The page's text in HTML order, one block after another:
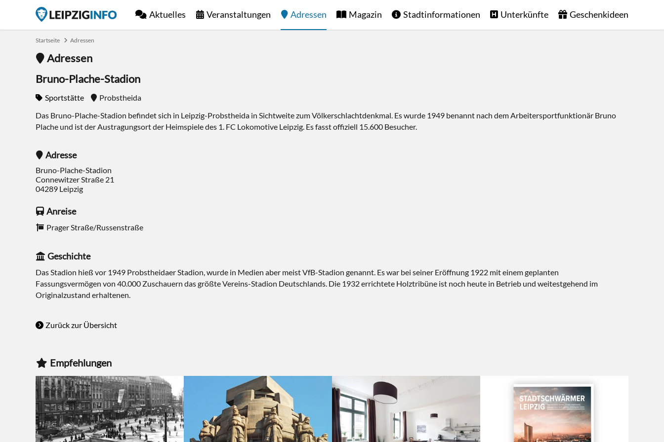
Aktuelles Veranstaltungen Adressen Magazin Stadtinformationen Unterkünfte Geschenkideen
Startseite Adressen
Adressen
Bruno-Plache-Stadion
Sportstätte
Probstheida
Das Bruno-Plache-Stadion befindet sich in Leipzig-Probstheida in Sichtweite zum Völkerschlachtdenkmal. Es wurde 1949 benannt nach dem Arbeitersportfunktionär Bruno
Plache und ist der Austragungsort der Heimspiele des 1. FC Lokomotive Leipzig. Es fasst offiziell 15.600 Besucher.
Adresse
Bruno-Plache-Stadion
Connewitzer Straße 21
04289 Leipzig
Anreise
Prager Straße/Russenstraße
Geschichte
Das Stadion hieß vor 1949 Probstheidaer Stadion, wurde in Medien aber meist VfB-Stadion genannt. Es war bei seiner Eröffnung 1922 mit einem geplanten
Fassungsvermögen von 40.000 Zuschauern das größte Vereins-Stadion Deutschlands. Die 1932 errichtete Holztribüne ist noch heute in Betrieb und weitestgehend im
Originalzustand erhaltenen.
Zurück zur Übersicht
Empfehlungen